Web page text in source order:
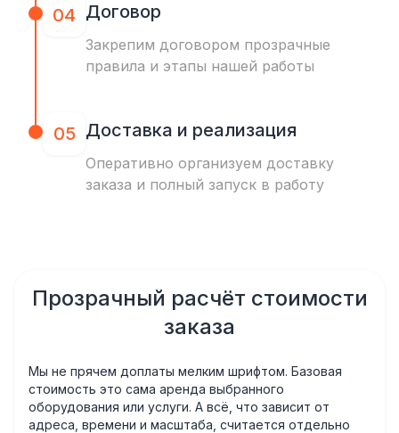
04 Договор
Закрепим договором прозрачные
правила и этапы нашей работы
05 Доставка и реализация
Оперативно организуем доставку
заказа и полный запуск в работу
Прозрачный расчёт стоимости
заказа
Мы не прячем доплаты мелким шрифтом. Базовая
стоимость это сама аренда выбранного
оборудования или услуги. А всё, что зависит от
адреса, времени и масштаба, считается отдельно